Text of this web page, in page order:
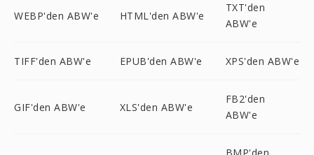
WEBP'den ABW'e HTML'den ABW'e
TXT'den
ABW'e
TIFF'den ABW'e EPUB'den ABW'e XPS'den ABW'e
GIF'den ABW'e XLS'den ABW'e
FB2'den
ABW'e